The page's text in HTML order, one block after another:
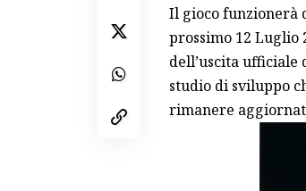
Il gioco funzionerà
prossimo 12 Luglio
dell’uscita ufficiale
studio di sviluppo
rimanere